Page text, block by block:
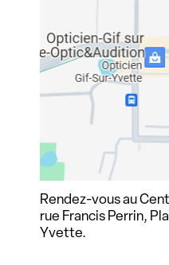
Rendez-vous au
rue Francis Perrin,
Yvette.